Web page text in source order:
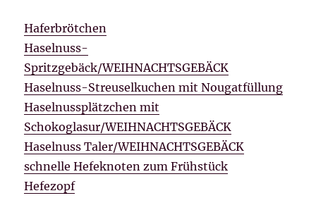
Haferbrötchen
Haselnuss-
Spritzgebäck/WEIHNACHTSGEBÄCK
Haselnuss-Streuselkuchen mit Nougatfüllung
Haselnussplätzchen mit
Schokoglasur/WEIHNACHTSGEBÄCK
Haselnuss Taler/WEIHNACHTSGEBÄCK
schnelle Hefeknoten zum Frühstück
Hefezopf